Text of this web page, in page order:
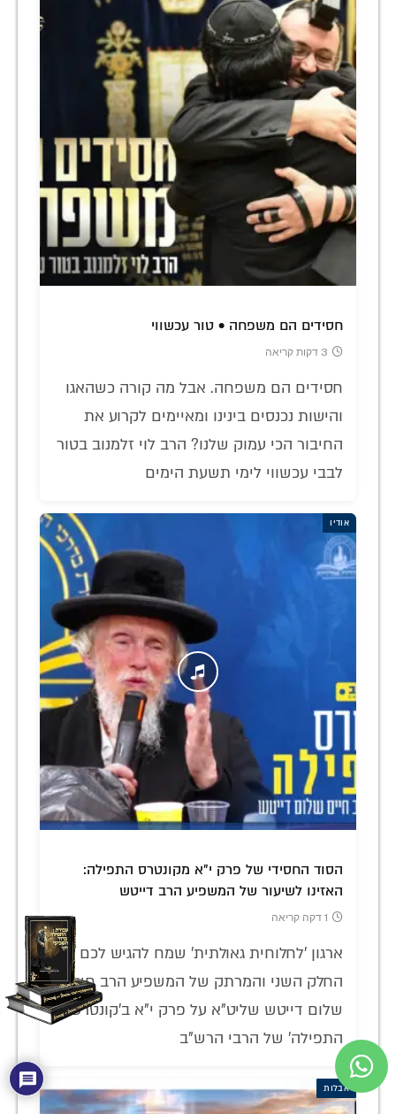
חסידים הם משפחה • טור עכשווי
3 דקות קריאה
חסידים הם משפחה. אבל מה קורה כשהאגו
והישות נכנסים בינינו ומאיימים לקרוע את
החיבור הכי עמוק שלנו? הרב לוי זלמנוב בטור
לבבי עכשווי לימי תשעת הימים
אודיו
הסוד החסידי של פרק י"א מקונטרס התפילה:
האזינו לשיעור של המשפיע הרב דייטש
1 דקה קריאה
ארגון 'לחלוחית גאולתית' שמח להגיש לכם את
החלק השני והמרתק של המשפיע הרב חיים
שלום דייטש שליט"א על פרק י"א ב'קונטרס
התפילה' של הרבי הרש"ב
אבלות